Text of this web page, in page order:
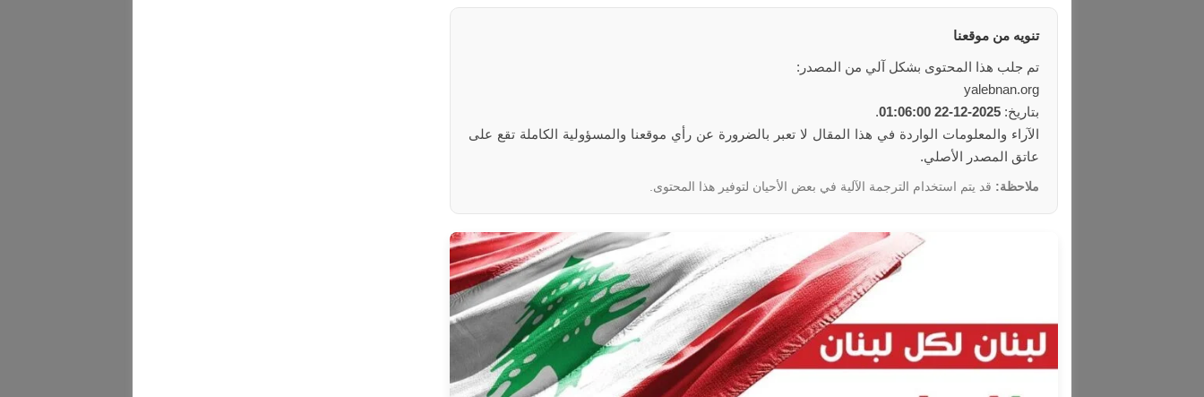
تنويه من موقعنا
تم جلب هذا المحتوى بشكل آلي من المصدر:
yalebnan.org
بتاريخ: 2025-12-22 01:06:00
.
الآراء والمعلومات الواردة في هذا المقال لا تعبر بالضرورة عن رأي موقعنا والمسؤولية الكاملة تقع على
عاتق المصدر الأصلي.
ملاحظة: قد يتم استخدام الترجمة الآلية في بعض الأحيان لتوفير هذا المحتوى.